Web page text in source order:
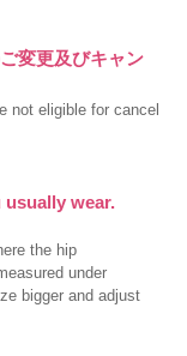
変更及びキャン
not eligible for cancel
usually wear.
the hip
under
bigger and adjust